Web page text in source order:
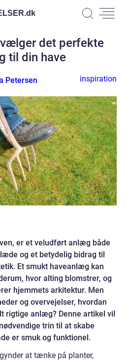
dk
det perfekte
til din have
Petersen inspiration
er et veludført anlæg både
og et betydelig bidrag til
Et smukt haveanlæg kan
hvor alting blomstrer, og
hjemmets arkitektur. Men
og overvejelser, hvordan
rigtige anlæg? Denne artikel vil
trin til at skabe
er smuk og funktionel.
at tænke på planter,